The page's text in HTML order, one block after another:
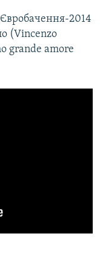
2014
(Vincenzo
grande amore